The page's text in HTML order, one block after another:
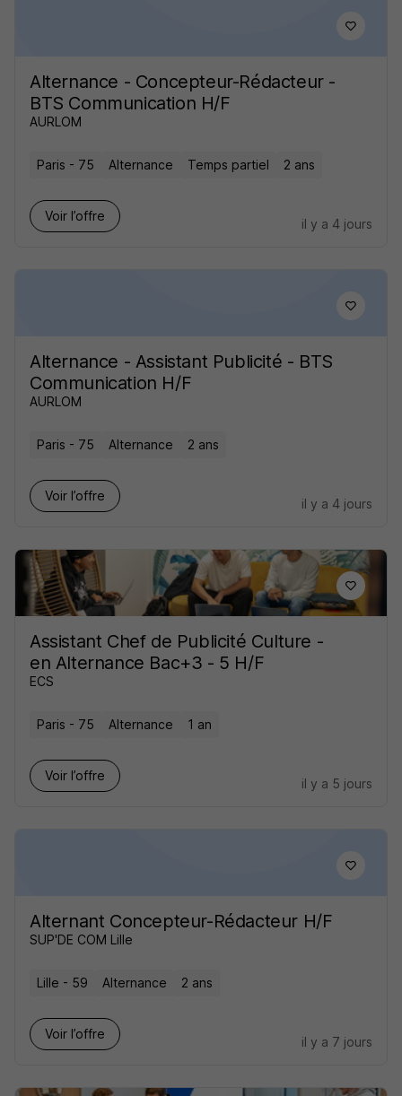
Alternance - Concepteur-Rédacteur -
BTS Communication H/F
AURLOM
Paris - 75 Alternance Temps partiel 2 ans
Voir l’offre
il y a 4 jours
Alternance - Assistant Publicité - BTS
Communication H/F
AURLOM
Paris - 75 Alternance 2 ans
Voir l’offre
il y a 4 jours
Assistant Chef de Publicité Culture -
en Alternance Bac+3 - 5 H/F
ECS
Paris - 75 Alternance 1 an
Voir l’offre
il y a 5 jours
Alternant Concepteur-Rédacteur H/F
SUP'DE COM Lille
Lille - 59 Alternance 2 ans
Voir l’offre
il y a 7 jours